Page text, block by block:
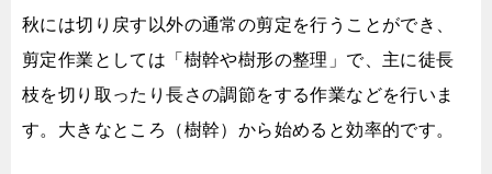
秋には切り戻す以外の通常の剪定を行うことができ、
剪定作業としては「樹幹や樹形の整理」で、主に徒長
枝を切り取ったり長さの調節をする作業などを行いま
す。大きなところ（樹幹）から始めると効率的です。